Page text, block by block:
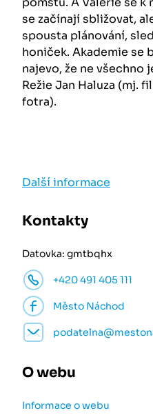
se začínají sbližovat,
spousta plánování,
honiček. Akademie se
najevo, že ne všechno
Režie Jan Haluza (mj.
fotra).
Další informace
Kontakty
Datovka: gmtbqhx
+420 491 405 111
Město Náchod
O webu
Informace o webu